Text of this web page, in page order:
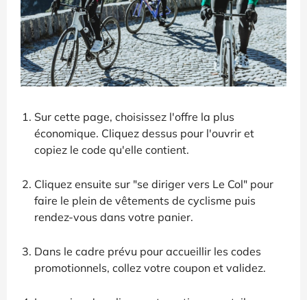
Sur cette page, choisissez l'offre la plus
économique. Cliquez dessus pour l'ouvrir et
copiez le code qu'elle contient.
Cliquez ensuite sur "se diriger vers Le Col" pour
faire le plein de vêtements de cyclisme puis
rendez-vous dans votre panier.
Dans le cadre prévu pour accueillir les codes
promotionnels, collez votre coupon et validez.